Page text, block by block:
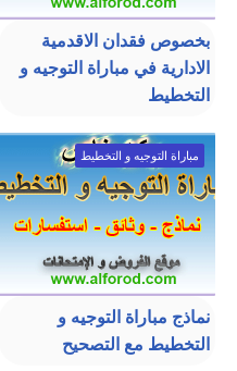
بخصوص فقدان الاقدمية
الادارية في مباراة التوجيه و
التخطيط
مباراة التوجيه و التخطيط
نماذج مباراة التوجيه و
التخطيط مع التصحيح